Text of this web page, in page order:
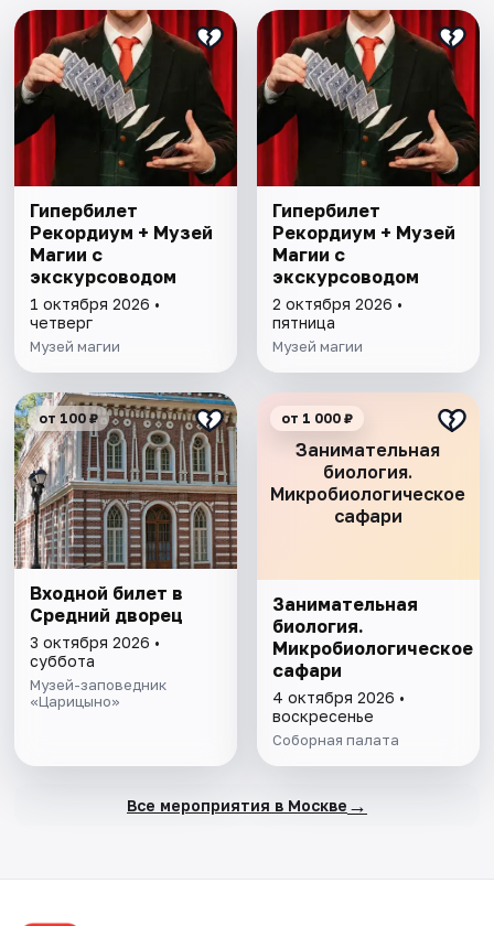
Гипербилет
Рекордиум + Музей
Магии с
экскурсоводом
1 октября 2026 •
четверг
Музей магии
Гипербилет
Рекордиум + Музей
Магии с
экскурсоводом
2 октября 2026 •
пятница
Музей магии
от 100 ₽
Входной билет в
Средний дворец
3 октября 2026 •
суббота
Музей-заповедник
«Царицыно»
Занимательная
биология.
Микробиологическое
сафари
от 1 000 ₽
Занимательная
биология.
Микробиологическое
сафари
4 октября 2026 •
воскресенье
Соборная палата
Все мероприятия в Москве →